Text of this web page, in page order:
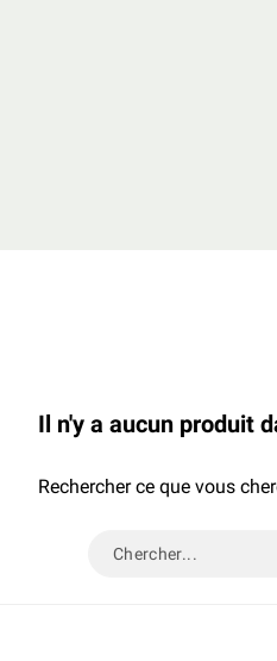
Il n'y a aucun produit
Rechercher ce que vous